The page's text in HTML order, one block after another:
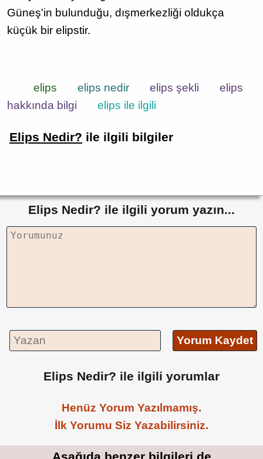
Güneş'in bulunduğu, dışmerkezliği oldukça
küçük bir elipstir.
elips elips nedir elips şekli
elips
hakkında bilgi
elips ile ilgili
Elips Nedir? ile ilgili bilgiler
Elips Nedir? ile ilgili yorum yazın...
Yorum Kaydet
Elips Nedir? ile ilgili yorumlar
Henüz Yorum Yazılmamış.
İlk Yorumu Siz Yazabilirsiniz.
Aşağıda benzer bilgileri de